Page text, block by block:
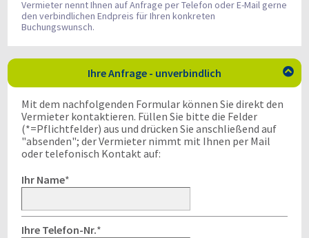
Vermieter nennt Ihnen auf Anfrage per Telefon oder E-Mail gerne
den verbindlichen Endpreis für Ihren konkreten
Buchungswunsch.
Ihre Anfrage - unverbindlich 
Mit dem nachfolgenden Formular können Sie direkt den
Vermieter kontaktieren. Füllen Sie bitte die Felder
(*=Pflichtfelder) aus und drücken Sie anschließend auf
"absenden"; der Vermieter nimmt mit Ihnen per Mail
oder telefonisch Kontakt auf:
Ihr Name*
Ihre Telefon-Nr.*